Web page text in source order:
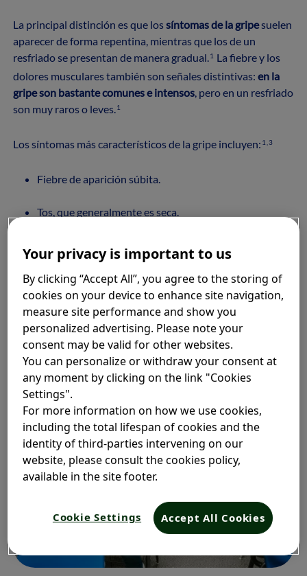
La principal distinción es que lossíntomas de la gripesuelen
aparecer de forma repentina, mientras que los de un
resfriado se presentan de manera gradual. 1 La fiebre y los
dolores musculares también son señales distintivas: en la
gripe son bastante comunes e intensos, pero en un resfriado
son muy raros o leves. 1
Los síntomas más característicos de la gripe incluyen: 1,3
Fiebre de aparición súbita.
Tos, que generalmente es seca.
Dolores musculares y corporales.
Dolor de cabeza.
Sensación de fatiga o cansancio intenso.
Your privacy is important to us
By clicking “Accept All”, you agree to the storing of
cookies on your device to enhance site navigation,
measure site performance and show you
personalized advertising. Please note your
consent may be valid for other websites.
You can personalize or withdraw your consent at
any moment by clicking on the link "Cookies
Settings".
For more information on how we use cookies,
including the total lifespan of cookies and the
identity of third-parties intervening on our
website, please consult the cookies policy,
available in the site footer.
Cookie Settings Accept All Cookies